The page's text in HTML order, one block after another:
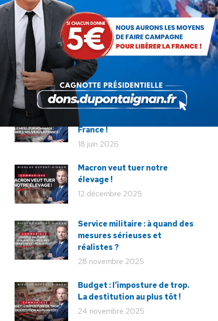
22 juillet 2026
Communiqué : Corse,
l’engrenage d’une France
fragmentée
26 juin 2026
En ce 18 juin, le meilleur
hommage : libérer à nouveau la
France !
18 juin 2026
Macron veut tuer notre
élevage !
12 décembre 2025
Service militaire : à quand des
mesures sérieuses et
réalistes ?
28 novembre 2025
Budget : l’imposture de trop.
La destitution au plus tôt !
24 novembre 2025